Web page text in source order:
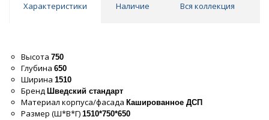
Характеристики Наличие Вся коллекция
Высота 750
Глубина 650
Ширина 1510
Бренд Шведский стандарт
Материал корпуса/фасада Кашированное ДСП
Размер (Ш*В*Г) 1510*750*650